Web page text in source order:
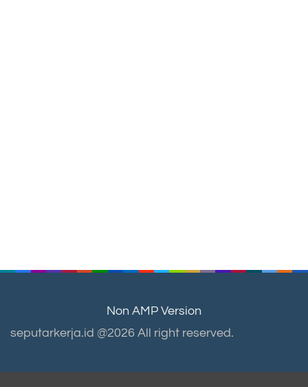
Non AMP Version
seputarkerja.id @2026 All right reserved.